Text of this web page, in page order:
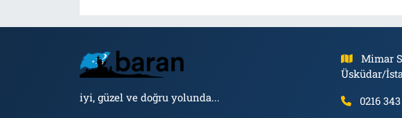
iyi, güzel ve doğru yolunda...
Mimar
Üsküdar/
0216